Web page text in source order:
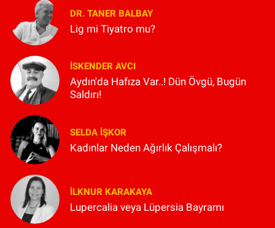
DR. TANER BALBAY
Lig mi Tiyatro mu?
İSKENDER AVCI
Aydın'da Hafıza Var..! Dün Övgü, Bugün
Saldırı!
SELDA İŞKOR
Kadınlar Neden Ağırlık Çalışmalı?
İLKNUR KARAKAYA
Lupercalia veya Lüpersia Bayramı